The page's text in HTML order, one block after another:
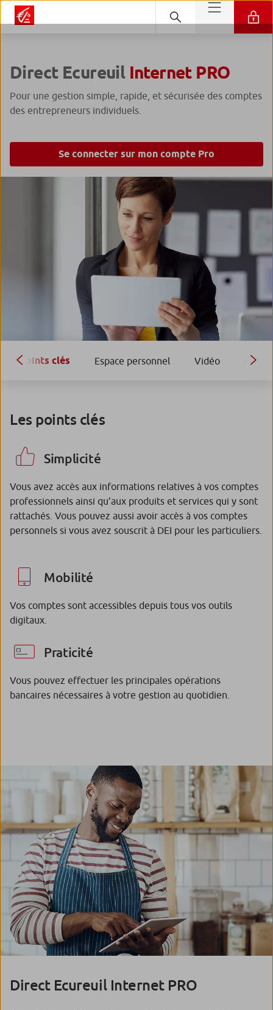
Direct Ecureuil Internet PRO
Pour une gestion simple, rapide, et sécurisée des comptes
des entrepreneurs individuels.
Se connecter sur mon compte Pro
Points clés Espace personnel Vidéo
Les points clés
Simplicité
Vous avez accès aux informations relatives à vos comptes
professionnels ainsi qu’aux produits et services qui y sont
rattachés. Vous pouvez aussi avoir accès à vos comptes
personnels si vous avez souscrit à DEI pour les particuliers.
Mobilité
Vos comptes sont accessibles depuis tous vos outils
digitaux.
Praticité
Vous pouvez effectuer les principales opérations
bancaires nécessaires à votre gestion au quotidien.
Direct Ecureuil Internet PRO